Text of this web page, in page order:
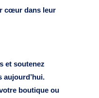
cœur dans leur
et soutenez
aujourd’hui.
boutique ou